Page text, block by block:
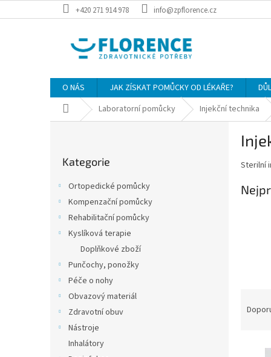
na
+420 271 914 978 info@zpflorence.cz
O NÁS JAK ZÍSKAT POMŮCKY OD LÉKAŘE?
Domů Laboratorní pomůcky Injekční technika
kategorie
Kategorie
Ortopedické pomůcky
Kompenzační pomůcky
Rehabilitační pomůcky
Kyslíková terapie
Doplňkové zboží
Punčochy, ponožky
Péče o nohy
Obvazový materiál
Zdravotní obuv
Nástroje
Inhalátory
Sterilní